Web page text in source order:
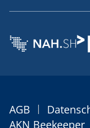
AGB |
AKN Beekeeper